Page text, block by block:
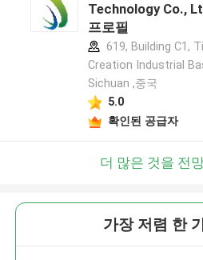
Technology Co.,
프로필
619, Building C1,
Creation Industrial
Sichuan ,중국
5.0
확인된 공급자
더 많은 것을 전
가장 저렴 한